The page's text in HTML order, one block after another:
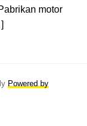
motor
Powered by